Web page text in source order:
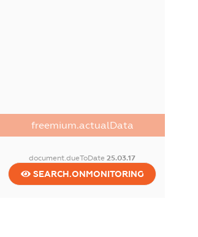
freemium.actualData
document.dueToDate25.03.17
SEARCH.ONMONITORING